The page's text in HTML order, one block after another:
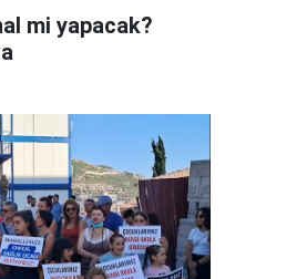
mi yapacak?